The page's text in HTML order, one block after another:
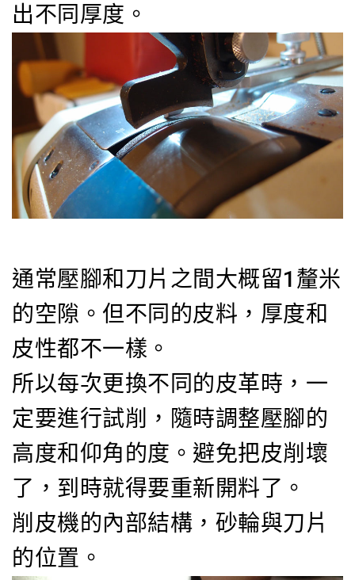
出不同厚度。
通常壓腳和刀片之間大概留1釐米
的空隙。但不同的皮料，厚度和
皮性都不一樣。
所以每次更換不同的皮革時，一
定要進行試削，隨時調整壓腳的
高度和仰角的度。避免把皮削壞
了，到時就得要重新開料了。
削皮機的內部結構，砂輪與刀片
的位置。